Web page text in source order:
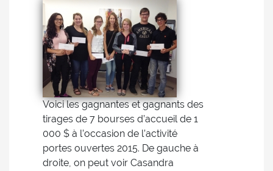
Voici les gagnantes et gagnants des
tirages de 7 bourses d’accueil de 1
000 $ à l’occasion de l’activité
portes ouvertes 2015. De gauche à
droite, on peut voir Casandra